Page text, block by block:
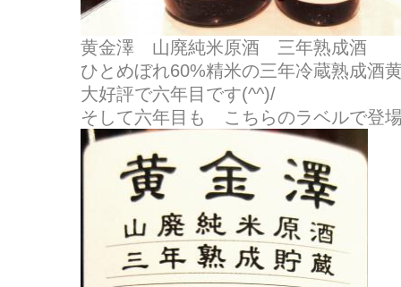
黄金澤 山廃純米原酒 三年熟成酒
ひとめぼれ60%精米の三年冷蔵熟成酒
大好評で六年目です(^^)/
そして六年目も こちらのラベルで登